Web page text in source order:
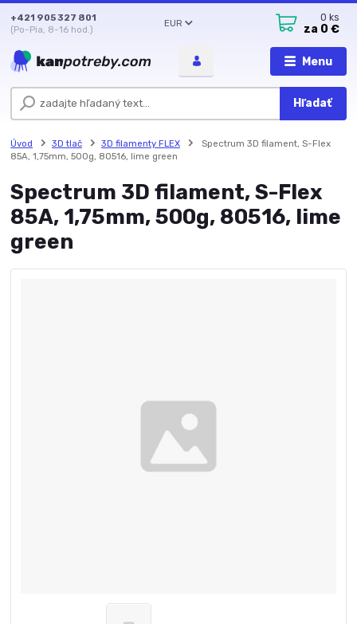
Menu
EUR
Hľadať
+421 905 327 801
(Po-Pia, 8-16 hod.)
0 ks
za 0 €
Úvod 3D tlač 3D filamenty FLEX
Spectrum 3D filament, S-Flex
85A, 1,75mm, 500g, 80516, lime green
Spectrum 3D filament, S-Flex
85A, 1,75mm, 500g, 80516, lime
green